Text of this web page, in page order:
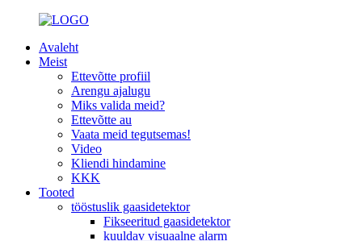
Avaleht
Meist
Ettevõtte profiil
Arengu ajalugu
Miks valida meid?
Ettevõtte au
Vaata meid tegutsemas!
Video
Kliendi hindamine
KKK
Tooted
tööstuslik gaasidetektor
Fikseeritud gaasidetektor
kuuldav visuaalne alarm